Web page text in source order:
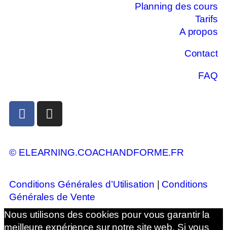
Planning des cours
Tarifs
A propos
Contact
FAQ
© ELEARNING.COACHANDFORME.FR
Conditions Générales d’Utilisation
Conditions
Générales de Vente
Nous utilisons des cookies pour vous garantir la
meilleure expérience sur notre site web. Si vous